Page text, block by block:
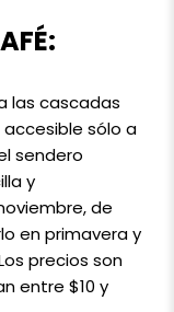
las cascadas
accesible sólo a
sendero
y
de
en primavera y
precios son
entre $10 y